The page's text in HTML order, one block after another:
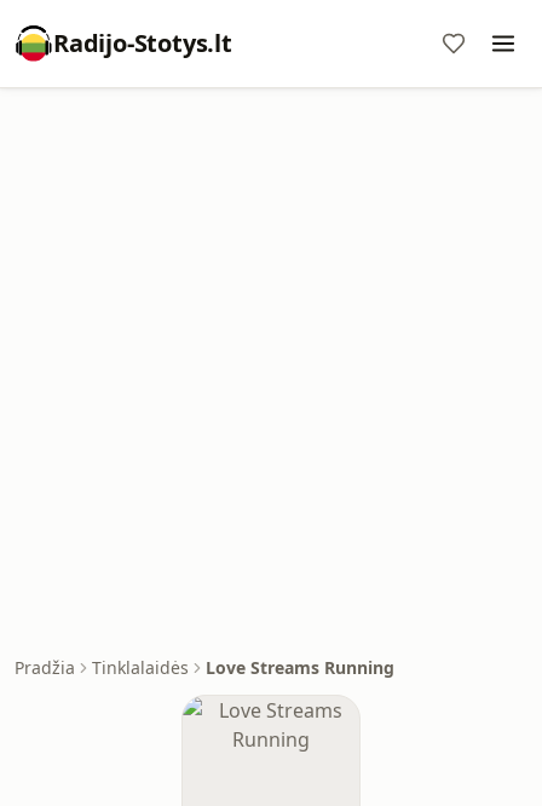
Radijo-Stotys.lt
Pradžia Tinklalaidės Love Streams Running